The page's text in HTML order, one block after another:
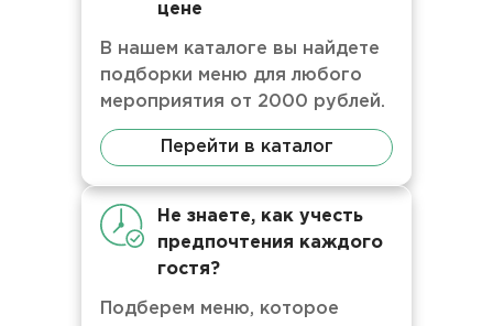
цене
В нашем каталоге вы найдете
подборки меню для любого
мероприятия от 2000 рублей.
Перейти в каталог
Не знаете, как учесть
предпочтения каждого
гостя?
Подберем меню, которое